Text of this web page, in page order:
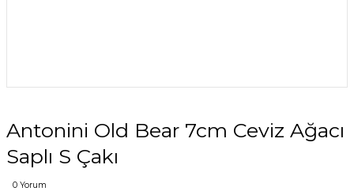
Antonini Old Bear 7cm Ceviz Ağacı
Saplı S Çakı
0 Yorum